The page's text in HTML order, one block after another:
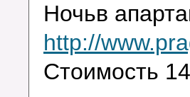
Ночьв
http://
Стоимость